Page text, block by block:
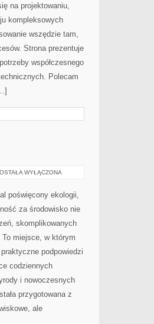
na projektowaniu,
kompleksowych
wszędzie tam,
Strona prezentuje
współczesnego
Polecam
WYŁĄCZONA
poświęcony ekologii,
za środowisko nie
skomplikowanych
miejsce, w którym
podpowiedzi
codziennych
i nowoczesnych
przygotowana z
ale